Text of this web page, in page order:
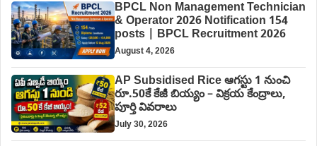
BPCL Non Management Technician
& Operator 2026 Notification 154
posts | BPCL Recruitment 2026
August 4, 2026
AP Subsidised Rice ఆగస్టు 1 నుంచి
రూ.50కే కేజీ బియ్యం – విక్రయ కేంద్రాలు,
పూర్తి వివరాలు
July 30, 2026